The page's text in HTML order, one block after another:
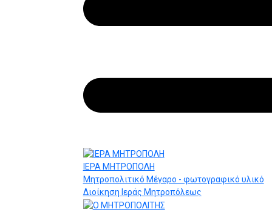
ΙΕΡΑ ΜΗΤΡΟΠΟΛΗ
Μητροπολιτικό Μέγαρο - φωτογραφικό υλικό
Διοίκηση Ιεράς Μητροπόλεως